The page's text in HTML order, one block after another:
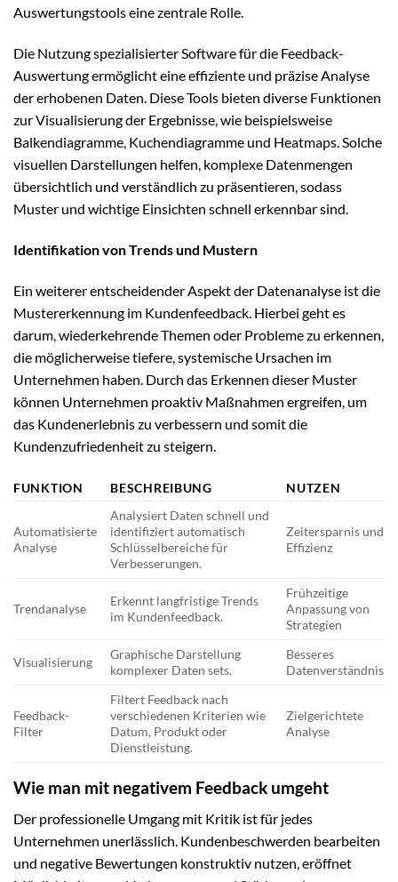
Auswertungstools eine zentrale Rolle.
Die Nutzung spezialisierter Software für die Feedback-
Auswertung ermöglicht eine effiziente und präzise Analyse
der erhobenen Daten. Diese Tools bieten diverse Funktionen
zur Visualisierung der Ergebnisse, wie beispielsweise
Balkendiagramme, Kuchendiagramme und Heatmaps. Solche
visuellen Darstellungen helfen, komplexe Datenmengen
übersichtlich und verständlich zu präsentieren, sodass
Muster und wichtige Einsichten schnell erkennbar sind.
Identifikation von Trends und Mustern
Ein weiterer entscheidender Aspekt der Datenanalyse ist die
Mustererkennung im Kundenfeedback. Hierbei geht es
darum, wiederkehrende Themen oder Probleme zu erkennen,
die möglicherweise tiefere, systemische Ursachen im
Unternehmen haben. Durch das Erkennen dieser Muster
können Unternehmen proaktiv Maßnahmen ergreifen, um
das Kundenerlebnis zu verbessern und somit die
Kundenzufriedenheit zu steigern.
FUNKTION BESCHREIBUNG NUTZEN
Automatisierte
Analyse
Analysiert Daten schnell und
identifiziert automatisch
Schlüsselbereiche für
Verbesserungen.
Zeitersparnis und
Effizienz
Trendanalyse
Erkennt langfristige Trends
im Kundenfeedback.
Frühzeitige
Anpassung von
Strategien
Visualisierung
Graphische Darstellung
komplexer Daten sets.
Besseres
Datenverständnis
Feedback-
Filter
Filtert Feedback nach
verschiedenen Kriterien wie
Datum, Produkt oder
Dienstleistung.
Zielgerichtete
Analyse
Wie man mit negativem Feedback umgeht
Der professionelle Umgang mit Kritik ist für jedes
Unternehmen unerlässlich. Kundenbeschwerden bearbeiten
und negative Bewertungen konstruktiv nutzen, eröffnet